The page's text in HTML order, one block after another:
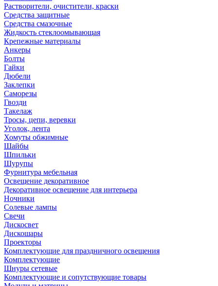
Растворители, очистители, краски
Средства защитные
Средства смазочные
Жидкость стеклоомывающая
Крепежные материалы
Анкеры
Болты
Гайки
Дюбели
Заклепки
Саморезы
Гвозди
Такелаж
Тросы, цепи, веревки
Уголок, лента
Хомуты обжимные
Шайбы
Шпильки
Шурупы
Фурнитура мебельная
Освещение декоративное
Декоративное освещение для интерьера
Ночники
Солевые лампы
Свечи
Дискосвет
Дискошары
Проекторы
Комплектующие для праздничного освещения
Комплектующие
Шнуры сетевые
Комплектующие и сопутствующие товары